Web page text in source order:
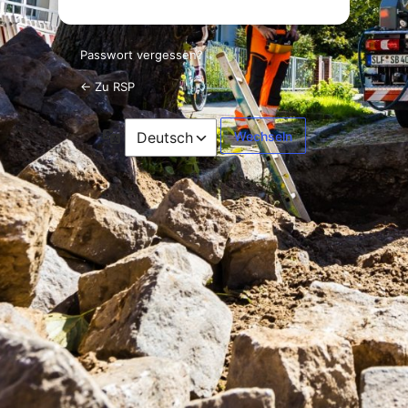
Passwort vergessen?
← Zu RSP
Sprache